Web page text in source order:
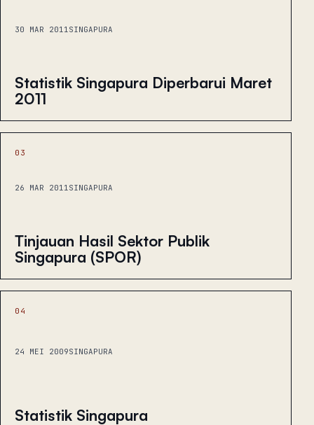
30 MAR 2011SINGAPURA
Statistik Singapura Diperbarui Maret
2011
03
26 MAR 2011SINGAPURA
Tinjauan Hasil Sektor Publik
Singapura (SPOR)
04
24 MEI 2009SINGAPURA
Statistik Singapura